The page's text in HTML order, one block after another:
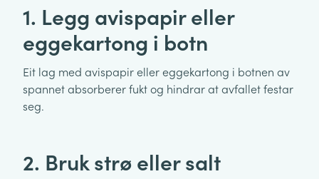
1. Legg avispapir eller
eggekartong i botn
Eit lag med avispapir eller eggekartong i botnen av
spannet absorberer fukt og hindrar at avfallet festar
seg.
2. Bruk strø eller salt